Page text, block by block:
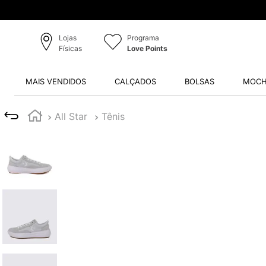
Lojas
Físicas
Programa
Love Points
MAIS VENDIDOS CALÇADOS BOLSAS
All Star Tênis